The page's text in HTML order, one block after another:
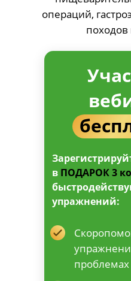
операций,
в ПОДАРОК 3
упражнений: